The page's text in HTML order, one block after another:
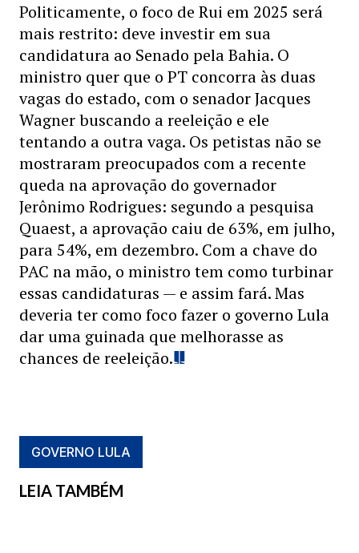
Politicamente, o foco de Rui em 2025 será
mais restrito: deve investir em sua
candidatura ao Senado pela Bahia. O
ministro quer que o PT concorra às duas
vagas do estado, com o senador Jacques
Wagner buscando a reeleição e ele
tentando a outra vaga. Os petistas não se
mostraram preocupados com a recente
queda na aprovação do governador
Jerônimo Rodrigues: segundo a pesquisa
Quaest, a aprovação caiu de 63%, em julho,
para 54%, em dezembro. Com a chave do
PAC na mão, o ministro tem como turbinar
essas candidaturas — e assim fará. Mas
deveria ter como foco fazer o governo Lula
dar uma guinada que melhorasse as
chances de reeleição.
GOVERNO LULA
LEIA TAMBÉM